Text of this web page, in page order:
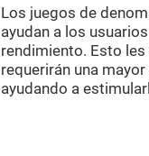
Los juegos de
ayudan a los
rendimiento. Esto
requerirán una
ayudando a